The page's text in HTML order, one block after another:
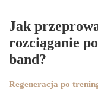
Jak
rozciąganie
band?
Regeneracja po